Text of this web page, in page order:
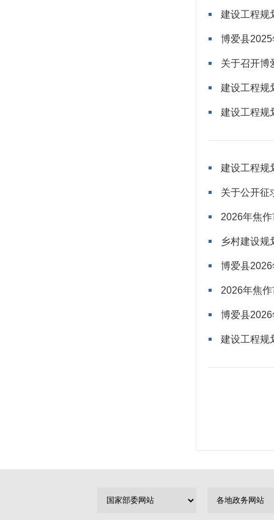
建设工程规
博爱县
关于召开博
建设工程规
建设工程规
建设工程规
乡村建设规
博爱县
2026年焦
博爱县
建设工程规